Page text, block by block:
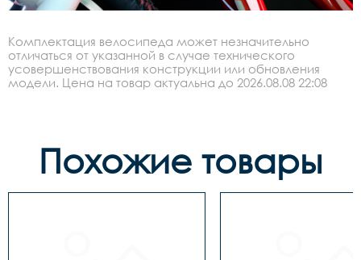
Комплектация велосипеда может незначительно
отличаться от указанной в случае технического
усовершенствования конструкции или обновления
модели. Цена на товар актуальна до 2026.08.08 22:08
Похожие товары